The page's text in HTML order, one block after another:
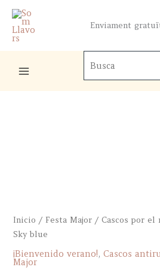
contenido
Enviament
Inicio / Festa Major / Cascos por el
Sky blue
¡Bienvenido verano!,Cascos
Major